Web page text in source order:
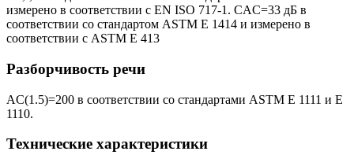
измерено в соответствии с EN ISO 717-1. CAC=33 дБ в
соответствии со стандартом ASTM E 1414 и измерено в
соответствии с ASTM E 413
Разборчивость речи
AC(1.5)=200 в соответствии со стандартами ASTM E 1111 и E
1110.
Технические характеристики